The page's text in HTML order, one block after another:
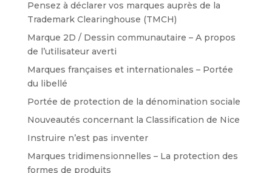
Pensez à déclarer vos marques auprès de la
Trademark Clearinghouse (TMCH)
Marque 2D / Dessin communautaire – A propos
de l’utilisateur averti
Marques françaises et internationales – Portée
du libellé
Portée de protection de la dénomination sociale
Nouveautés concernant la Classification de Nice
Instruire n’est pas inventer
Marques tridimensionnelles – La protection des
formes de produits